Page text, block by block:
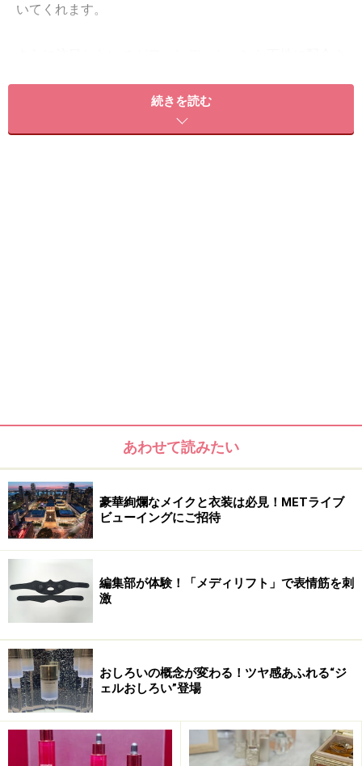
いてくれます。
光に変化させることによって、血行を促進させ、肌の内
部から健康的な明るい肌に仕上げます。また、ふんわり
※記事内容は執筆時点のものです。最新の内容をご確認くださ
い。
※個人の体質、また、誤った方法による実践に起因して肌荒れや
質及び健康状態を十分に考慮し、正しい方法で行ってください。
また、全ての方への有効性を保証するものではありません。
続きを読む
あわせて読みたい
豪華絢爛なメイクと衣装は必見！METライブ
ビューイングにご招待
編集部が体験！「メディリフト」で表情筋を刺
激
おしろいの概念が変わる！ツヤ感あふれる“ジ
ェルおしろい”登場